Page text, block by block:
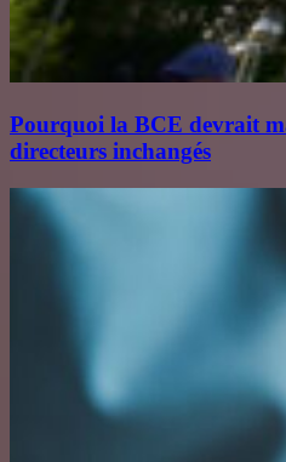
Pourquoi la BCE devrait
directeurs inchangés